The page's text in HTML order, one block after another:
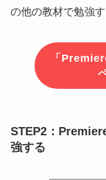
の他の教材で勉強
「
STEP2：
強する